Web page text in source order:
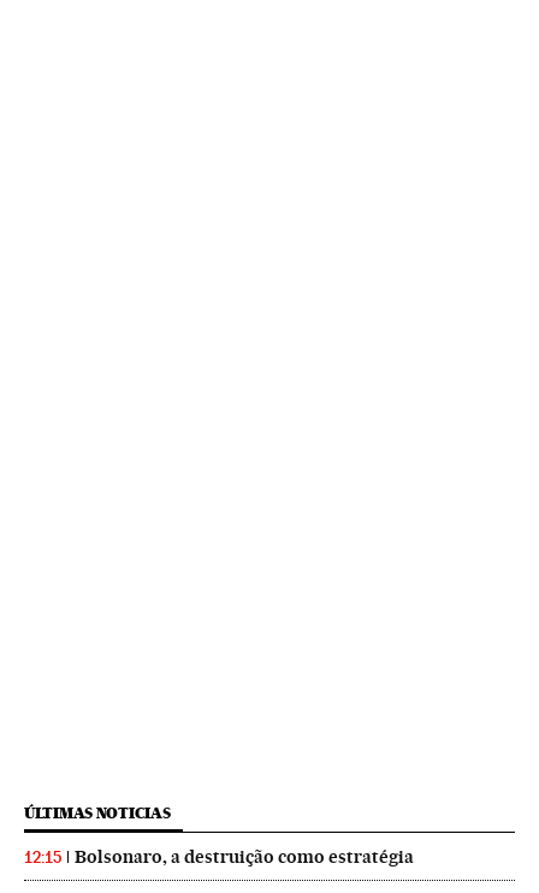
ÚLTIMAS NOTICIAS
12:15 Bolsonaro, a destruição como estratégia